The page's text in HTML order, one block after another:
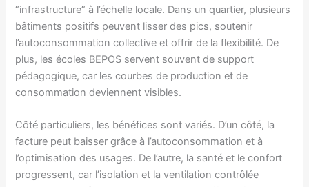
“infrastructure” à l’échelle locale. Dans un quartier, plusieurs
bâtiments positifs peuvent lisser des pics, soutenir
l’autoconsommation collective et offrir de la flexibilité. De
plus, les écoles BEPOS servent souvent de support
pédagogique, car les courbes de production et de
consommation deviennent visibles.
Côté particuliers, les bénéfices sont variés. D’un côté, la
facture peut baisser grâce à l’autoconsommation et à
l’optimisation des usages. De l’autre, la santé et le confort
progressent, car l’isolation et la ventilation contrôlée